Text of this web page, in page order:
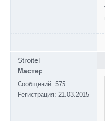
Stroitel
Мастер
Сообщений: 575
Регистрация: 21.03.2015